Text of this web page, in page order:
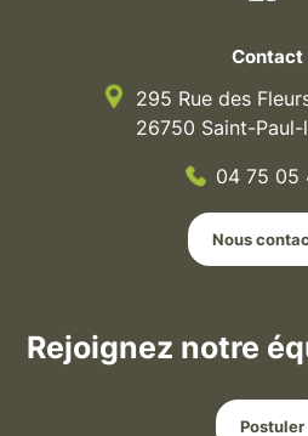
Contact
295 Rue des
26750 Saint-Paul-
04 75 05
Nous
Rejoignez notre
Postuler